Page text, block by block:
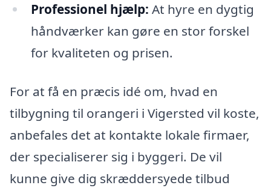
Professionel hjælp: At hyre en dygtig
håndværker kan gøre en stor forskel
for kvaliteten og prisen.
For at få en præcis idé om, hvad en
tilbygning til orangeri i Vigersted vil koste,
anbefales det at kontakte lokale firmaer,
der specialiserer sig i byggeri. De vil
kunne give dig skræddersyede tilbud